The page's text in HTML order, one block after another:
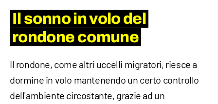
Il sonno in volo del
rondone comune
Il rondone, come altri uccelli migratori, riesce a
dormine in volo mantenendo un certo controllo
dell'ambiente circostante, grazie ad un